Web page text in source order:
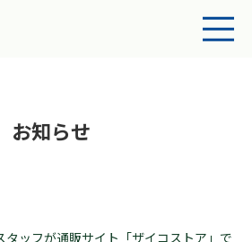
お知らせ
タッフが通販サイト「ザイコストア」で